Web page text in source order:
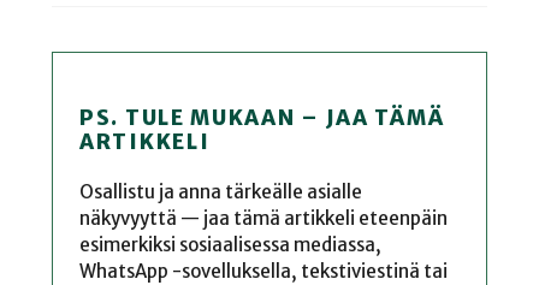
PS. TULE MUKAAN – JAA TÄMÄ
ARTIKKELI
Osallistu ja anna tärkeälle asialle
näkyvyyttä — jaa tämä artikkeli eteenpäin
esimerkiksi sosiaalisessa mediassa,
WhatsApp -sovelluksella, tekstiviestinä tai